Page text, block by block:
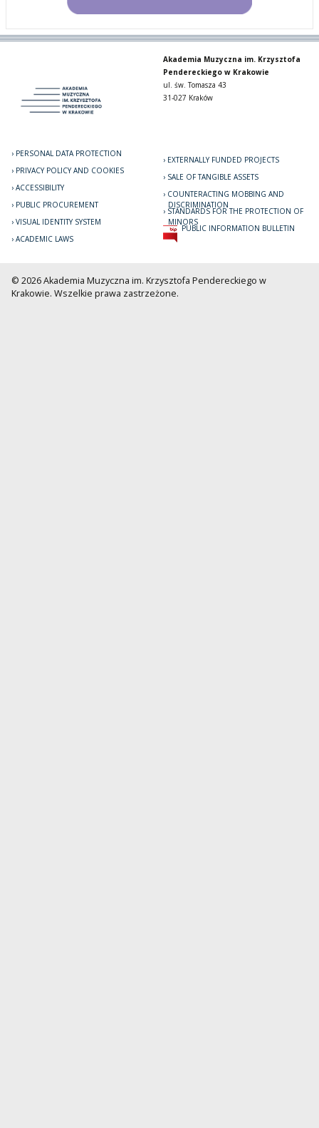
Akademia Muzyczna im. Krzysztofa
Pendereckiego w Krakowie
ul. św. Tomasza 43
31-027 Kraków
PERSONAL DATA PROTECTION
PRIVACY POLICY AND COOKIES
ACCESSIBILITY
PUBLIC PROCUREMENT
VISUAL IDENTITY SYSTEM
ACADEMIC LAWS
EXTERNALLY FUNDED PROJECTS
SALE OF TANGIBLE ASSETS
COUNTERACTING MOBBING AND
DISCRIMINATION
STANDARDS FOR THE PROTECTION OF
MINORS
PUBLIC INFORMATION BULLETIN
© 2026 Akademia Muzyczna im. Krzysztofa Pendereckiego w
Krakowie. Wszelkie prawa zastrzeżone.